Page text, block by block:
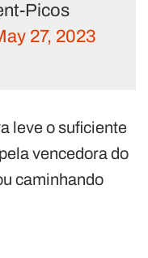
Picos
27, 2023
leve o suficiente
vencedora do
caminhando